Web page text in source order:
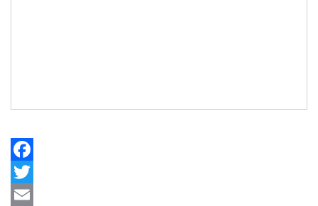
Facebook
Twitter